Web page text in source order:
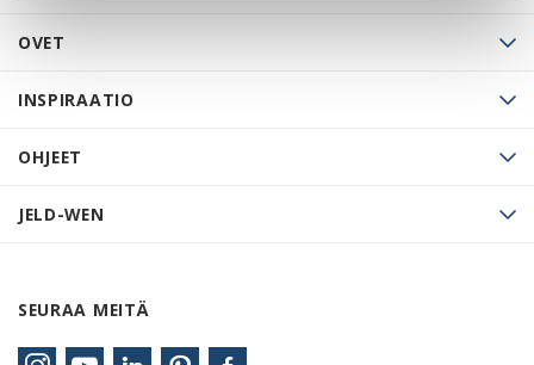
OVET
INSPIRAATIO
OHJEET
JELD-WEN
SEURAA MEITÄ